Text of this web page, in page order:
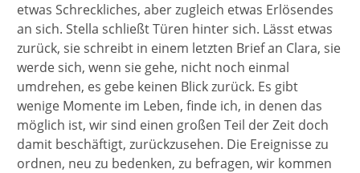
etwas Schreckliches, aber zugleich etwas Erlösendes
an sich. Stella schließt Türen hinter sich. Lässt etwas
zurück, sie schreibt in einem letzten Brief an Clara, sie
werde sich, wenn sie gehe, nicht noch einmal
umdrehen, es gebe keinen Blick zurück. Es gibt
wenige Momente im Leben, finde ich, in denen das
möglich ist, wir sind einen großen Teil der Zeit doch
damit beschäftigt, zurückzusehen. Die Ereignisse zu
ordnen, neu zu bedenken, zu befragen, wir kommen